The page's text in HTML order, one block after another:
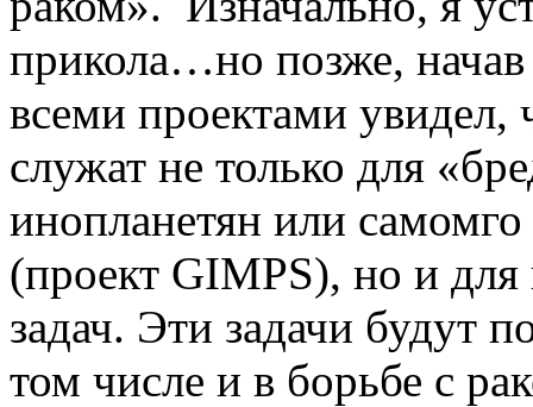
прикола…но позже, начав
всеми проектами увидел,
служат не только для
инопланетян или
(проект GIMPS), но и
задач. Эти задачи будут
том числе и в борьбе с